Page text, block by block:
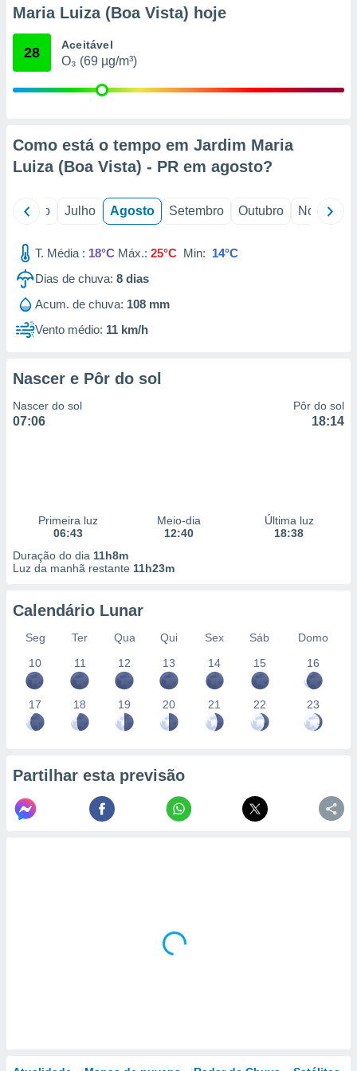
através
de
1199
Maria Luiza (Boa Vista) hoje
28 Aceitável
O₃ (69 µg/m³)
Como está o tempo em Jardim Maria
Luiza (Boa Vista) - PR em agosto?
Junho Julho Agosto Setembro Outubro Novembro
T. Média : 18°C Máx.: 25°C Min: 14°C
Dias de chuva: 8 dias
Acum. de chuva: 108 mm
Vento médio: 11 km/h
Nascer e Pôr do sol
Nascer do sol
07:06
Pôr do sol
18:14
Primeira luz
06:43
Meio-dia
12:40
Última luz
18:38
Duração do dia 11h8m
Luz da manhã restante 11h23m
Calendário Lunar
Seg Ter Qua Qui Sex Sáb
Domo
10
11 12 13 14 15 16
17 18 19 20 21 22 23
Partilhar esta previsão